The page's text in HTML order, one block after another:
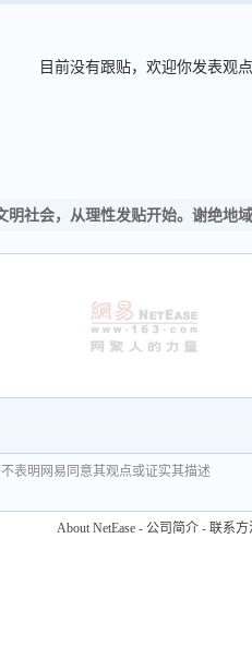
目前没有跟贴，欢迎你发表观点
明社会，从理性发贴开始。谢绝地
表明网易同意其观点或证实其描述
About NetEase - 公司简介 - 联系方